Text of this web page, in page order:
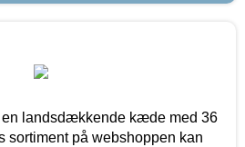
en landsdækkende kæde med 36
sortiment på webshoppen kan